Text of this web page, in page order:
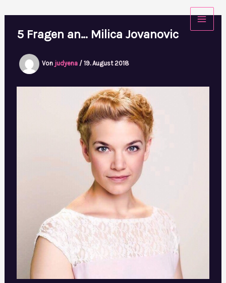
springen5 Fragen an… Milica Jovanovic
Von judyena /19. August 2018